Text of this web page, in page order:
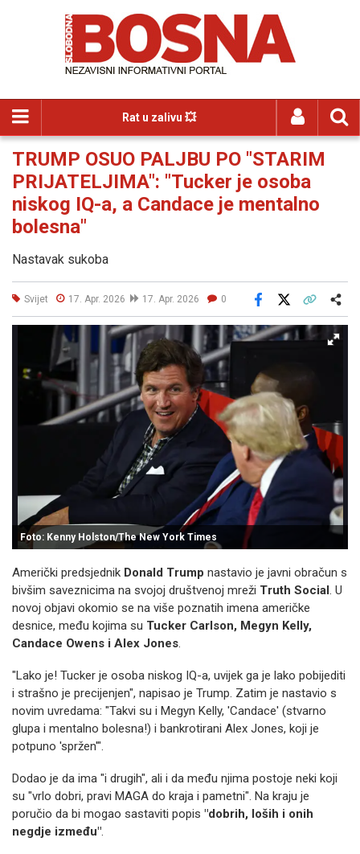
Rat u zalivu 💥
TRUMP OSUO PALJBU PO "STARIM
PRIJATELJIMA": "Tucker je osoba
niskog IQ-a, a Candace je mentalno
bolesna"
Nastavak sukoba
Svijet 17. Apr. 2026 17. Apr. 2026 0
Facebook
Foto: Kenny Holston/The New York Times
Američki predsjednik Donald Trump nastavio je javni obračun s
bivšim saveznicima na svojoj društvenoj mreži Truth Social. U
novoj objavi okomio se na više poznatih imena američke
desnice, među kojima su Tucker Carlson, Megyn Kelly,
Candace Owens i Alex Jones.
"Lako je! Tucker je osoba niskog IQ-a, uvijek ga je lako pobijediti
i strašno je precijenjen", napisao je Trump. Zatim je nastavio s
novim uvredama: "Takvi su i Megyn Kelly, 'Candace' (stvarno
glupa i mentalno bolesna!) i bankrotirani Alex Jones, koji je
potpuno 'spržen'".
Dodao je da ima "i drugih", ali i da među njima postoje neki koji
su "vrlo dobri, pravi MAGA do kraja i pametni". Na kraju je
poručio da bi mogao sastaviti popis "dobrih, loših i onih
negdje između".